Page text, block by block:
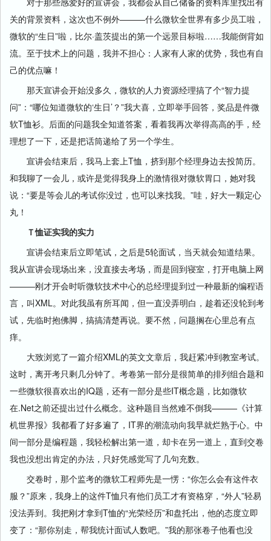
关的背景资料，这次也不例外———什么微软全世界有多少员工啦，
微软的“生日”啦，比尔·盖茨提出的第一个远景目标啦……我能倒背如
流。至于技术上的问题，我并不担心：人家有人家的优势，我也有自
己的优点嘛！
那天宣讲会开始没多久，微软的人力资源经理搞了个“智力提
问”：“哪位知道微软的‘生日’？”我大喜，立即举手回答，奖品是件微
软T恤衫。后面的问题我全知道答案，看着我再次举得高高的手，经
理想了一下，还是把话筒递给了另一个学生。
宣讲会结束后，我马上套上T恤，挤到那个经理身边去投简历。
和我聊了一会儿，或许是觉得我身上的激情很对微软胃口，她对我
说：“要是等会儿的考试你没过，也可以来找我。”哇，好大一颗定心
丸！
Ｔ恤证实我的实力
宣讲会结束后立即笔试，之后是5轮面试，当天就会知道结果。
我从宣讲会现场出来，没直接去考场，而是回到寝室，打开电脑上网
———刚才开会时听微软技术中心的总经理提到过一种最新的编程语
言，叫XML。对此我虽有所耳闻，但一直没弄明白，趁着还没轮到考
试，先临时抱佛脚，搞搞清楚再说。要不然，问题搁在心里总有点
痒。
大致浏览了一篇介绍XML的英文文章后，我赶紧冲到教室考试。
这时，离开考只剩几分钟了。考卷第一部分是很简单的排列组合题和
一些微软很喜欢出的IQ题，还有一部分是些IT概念题，比如微软
在.Net之前还提出过什么概念。这种题目当然难不倒我———《计算
机世界报》我都看了好多遍了，IT界的潮流动向我早就烂熟于心。中
间一部分是编程题，我轻松解出第一道，却卡在另一道上，直到交卷
我也没想出肯定的办法，只好凭感觉写了几句充数。
交卷时，那个监考的微软工程师先是一愣：“你怎么会有这件衣
服？”原来，我身上的这件T恤只有他们员工才有资格穿，“外人”轻易
没法弄到。我把刚才拿到T恤的“光荣经历”和盘托出，他的态度立即
变了：“那你别走，帮我统计面试人数吧。”我的那张卷子他看也没